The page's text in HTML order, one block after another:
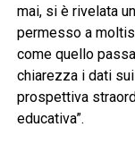
mai, si è rivelata
permesso a
come quello
chiarezza i dati
prospettiva
educativa”.